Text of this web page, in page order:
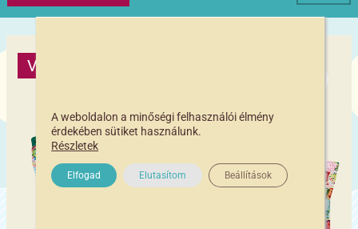
Header
Választható ovis jellel
A weboldalon a minőségi felhasználói élmény
érdekében sütiket használunk.
Részletek
Elfogad Elutasítom Beállítások